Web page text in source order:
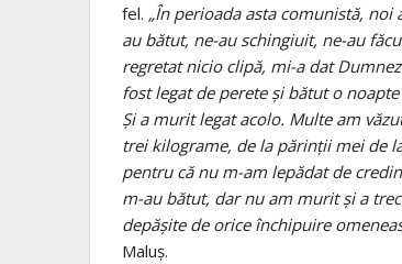
fel. „În perioada asta comunistă,
au bătut, ne-au schingiuit, ne-au
regretat nicio clipă, mi-a dat
fost legat de perete şi bătut o
Şi a murit legat acolo. Multe am
trei kilograme, de la părinţii mei de
pentru că nu m-am lepădat de
m-au bătut, dar nu am murit şi a
depăşite de orice închipuire
Maluş.